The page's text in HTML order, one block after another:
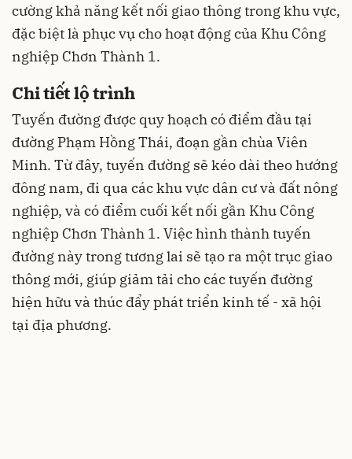
cường khả năng kết nối giao thông trong khu vực,
đặc biệt là phục vụ cho hoạt động của Khu Công
nghiệp Chơn Thành 1.
Chi tiết lộ trình
Tuyến đường được quy hoạch có điểm đầu tại
đường Phạm Hồng Thái, đoạn gần chùa Viên
Minh. Từ đây, tuyến đường sẽ kéo dài theo hướng
đông nam, đi qua các khu vực dân cư và đất nông
nghiệp, và có điểm cuối kết nối gần Khu Công
nghiệp Chơn Thành 1. Việc hình thành tuyến
đường này trong tương lai sẽ tạo ra một trục giao
thông mới, giúp giảm tải cho các tuyến đường
hiện hữu và thúc đẩy phát triển kinh tế - xã hội
tại địa phương.